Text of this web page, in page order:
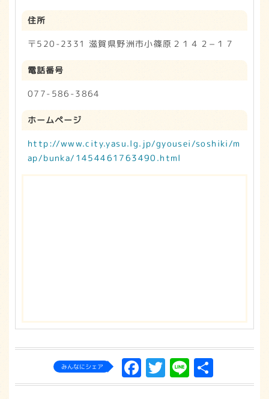
住所
〒520-2331 滋賀県野洲市小篠原２１４２−１７
電話番号
077-586-3864
ホームページ
http://www.city.yasu.lg.jp/gyousei/soshiki/m
ap/bunka/1454461763490.html
みんなにシェア Facebook
Twitter
Line
有